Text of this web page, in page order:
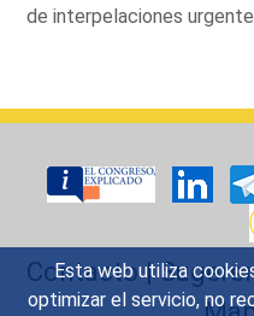
Esta web utiliza
optimizar el servicio, no
de interpelaciones
Contacto|